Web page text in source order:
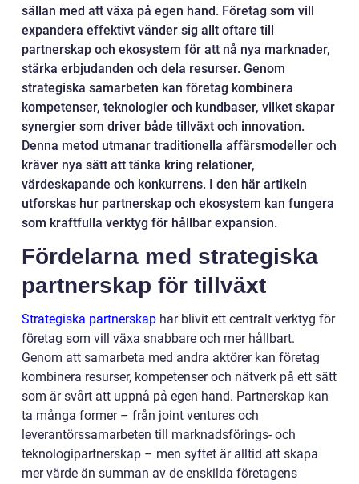
sällan med att växa på egen hand. Företag som vill
expandera effektivt vänder sig allt oftare till
partnerskap och ekosystem för att nå nya marknader,
stärka erbjudanden och dela resurser. Genom
strategiska samarbeten kan företag kombinera
kompetenser, teknologier och kundbaser, vilket skapar
synergier som driver både tillväxt och innovation.
Denna metod utmanar traditionella affärsmodeller och
kräver nya sätt att tänka kring relationer,
värdeskapande och konkurrens. I den här artikeln
utforskas hur partnerskap och ekosystem kan fungera
som kraftfulla verktyg för hållbar expansion.
Fördelarna med strategiska
partnerskap för tillväxt
Strategiska partnerskap har blivit ett centralt verktyg för
företag som vill växa snabbare och mer hållbart.
Genom att samarbeta med andra aktörer kan företag
kombinera resurser, kompetenser och nätverk på ett sätt
som är svårt att uppnå på egen hand. Partnerskap kan
ta många former – från joint ventures och
leverantörssamarbeten till marknadsförings- och
teknologipartnerskap – men syftet är alltid att skapa
mer värde än summan av de enskilda företagens